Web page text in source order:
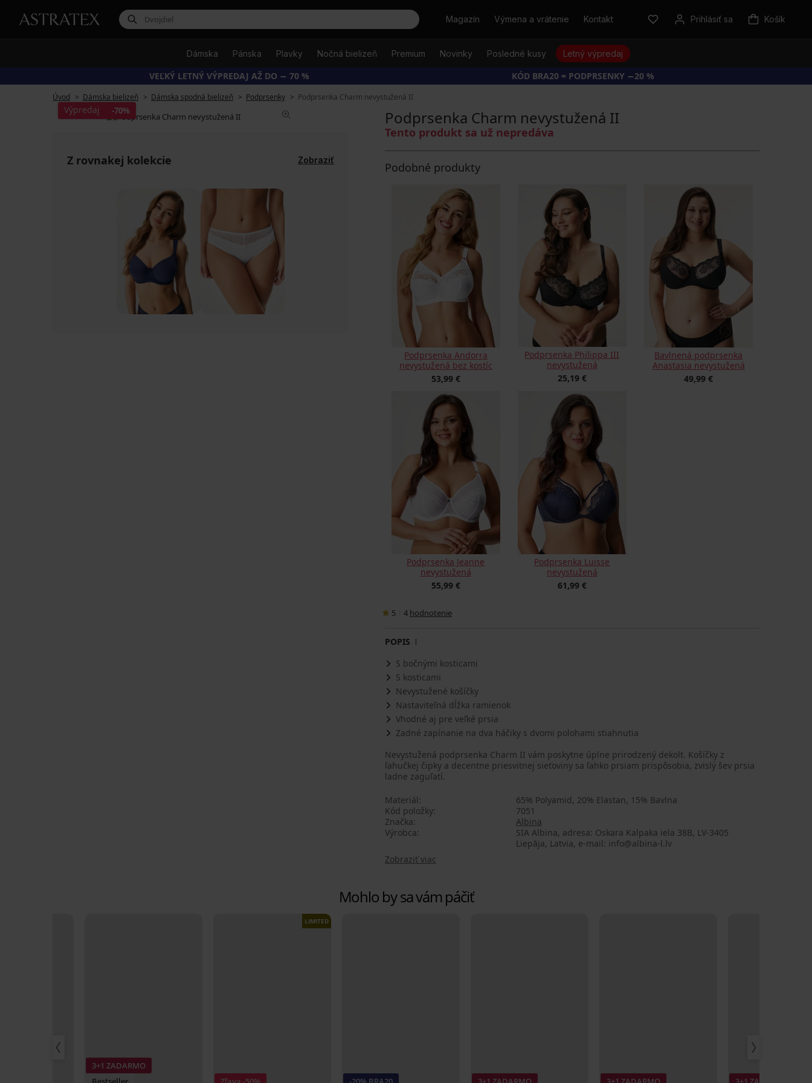
HľadaťMagazín Výmena a vrátenie Kontakt Prihlásiť sa Košík
Dámska Pánska Plavky Nočná bielizeň Premium Novinky Posledné kusy Letný výpredaj
VEĽKÝ LETNÝ VÝPREDAJ AŽ DO − 70 % KÓD BRA20 = PODPRSENKY −20 %
Úvod Dámska bielizeň Dámska spodná bielizeň Podprsenky Podprsenka Charm nevystužená II
Výpredaj -70%
Z rovnakej kolekcie Zobraziť
Podprsenka Charm nevystužená II
Tento produkt sa už nepredáva
Podobné produkty
Podprsenka Andorra
nevystužená bez kostíc
53,99 €
Podprsenka Philippa III
nevystužená
25,19 €
Bavlnená podprsenka
Anastasia nevystužená
49,99 €
Podprsenka Jeanne
nevystužená
55,99 €
Podprsenka Luisse
nevystužená
61,99 €
5 4 hodnotenie
POPIS
S bočnými kosticami
S kosticami
Nevystužené košíčky
Nastaviteľná dĺžka ramienok
Vhodné aj pre veľké prsia
Zadné zapínanie na dva háčiky s dvomi polohami stiahnutia
Nevystužená podprsenka Charm II vám poskytne úplne prirodzený dekolt. Košíčky z
ľahučkej čipky a decentne priesvitnej sieťoviny sa ľahko prsiam prispôsobia, zvislý šev prsia
ladne zaguľatí.
Materiál
65% Polyamid, 20% Elastan, 15% Bavlna
Kód položky
7051
Značka
Albina
Výrobca
SIA Albina, adresa: Oskara Kalpaka iela 38B, LV-3405
Liepāja, Latvia, e-mail: info@albina-l.lv
Zobraziť viac
Mohlo by sa vám páčiť
3+1 ZADARMO
LIMITED